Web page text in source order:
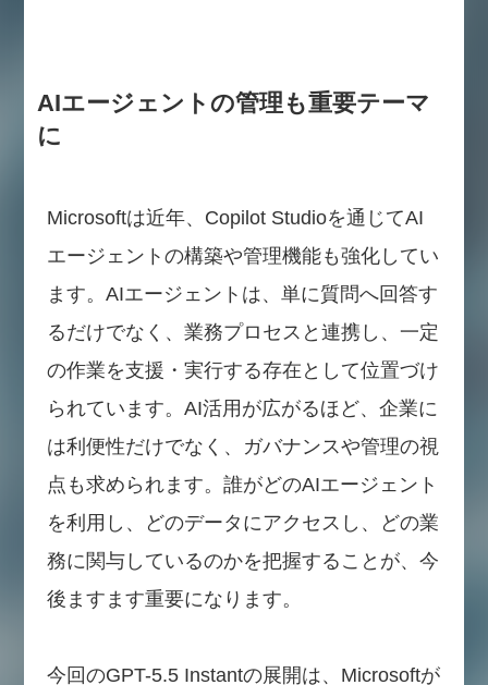
AIエージェントの管理も重要テーマ
に
Microsoftは近年、Copilot Studioを通じてAI
エージェントの構築や管理機能も強化してい
ます。AIエージェントは、単に質問へ回答す
るだけでなく、業務プロセスと連携し、一定
の作業を支援・実行する存在として位置づけ
られています。AI活用が広がるほど、企業に
は利便性だけでなく、ガバナンスや管理の視
点も求められます。誰がどのAIエージェント
を利用し、どのデータにアクセスし、どの業
務に関与しているのかを把握することが、今
後ますます重要になります。
今回のGPT-5.5 Instantの展開は、Microsoftが